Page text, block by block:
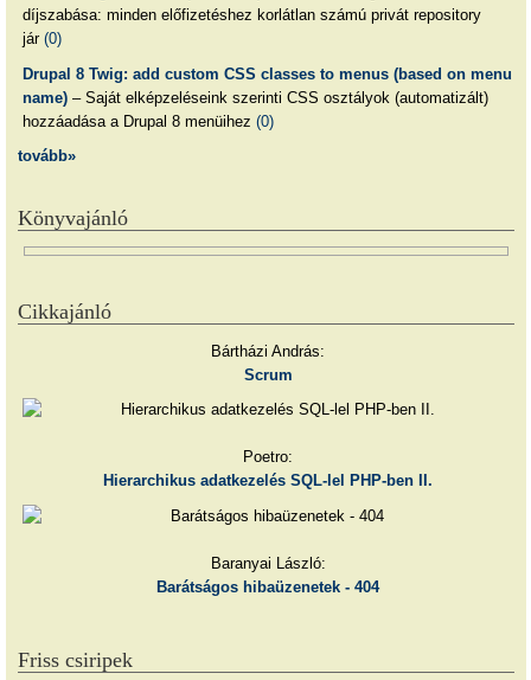
díjszabása: minden előfizetéshez korlátlan számú privát repository
jár (0)
Drupal 8 Twig: add custom CSS classes to menus (based on menu
name)– Saját elképzeléseink szerinti CSS osztályok (automatizált)
hozzáadása a Drupal 8 menüihez (0)
tovább»
Könyvajánló
Cikkajánló
Bártházi András:
Scrum
Poetro:
Hierarchikus adatkezelés SQL-lel PHP-ben II.
Baranyai László:
Barátságos hibaüzenetek - 404
Friss csiripek